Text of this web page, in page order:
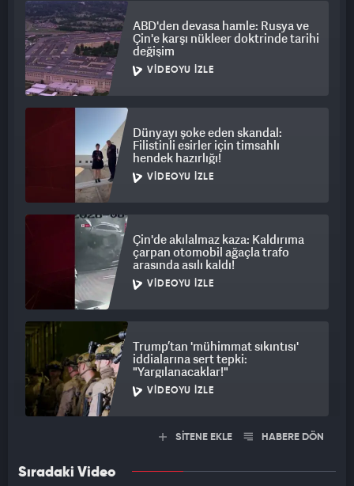
ABD'den devasa hamle: Rusya ve
Çin'e karşı nükleer doktrinde tarihi
değişim
VIDEOYU İZLE
Dünyayı şoke eden skandal:
Filistinli esirler için timsahlı
hendek hazırlığı!
VIDEOYU İZLE
Çin'de akılalmaz kaza: Kaldırıma
çarpan otomobil ağaçla trafo
arasında asılı kaldı!
VIDEOYU İZLE
Trump’tan 'mühimmat sıkıntısı'
iddialarına sert tepki:
"Yargılanacaklar!"
VIDEOYU İZLE
SİTENE EKLE HABERE DÖN
Sıradaki Video